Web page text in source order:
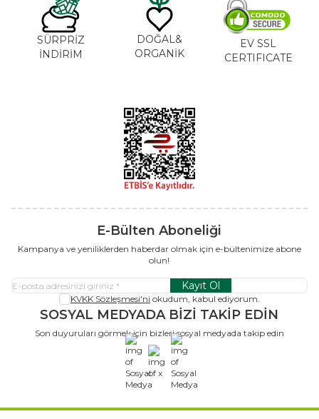
SÜRPRİZ
İNDİRİM
DOĞAL&
ORGANİK
EV SSL
CERTIFICATE
E-Bülten Aboneliği
Kampanya ve yeniliklerden haberdar olmak için e-bültenimize abone
olun!
Kayıt Ol
KVKK Sözleşmesi'ni okudum, kabul ediyorum.
SOSYAL MEDYADA BİZİ TAKİP EDİN
Son duyuruları görmek için bizleri sosyal medyada takip edin
x